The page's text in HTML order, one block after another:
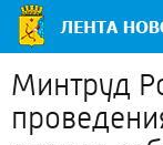
Минтруд